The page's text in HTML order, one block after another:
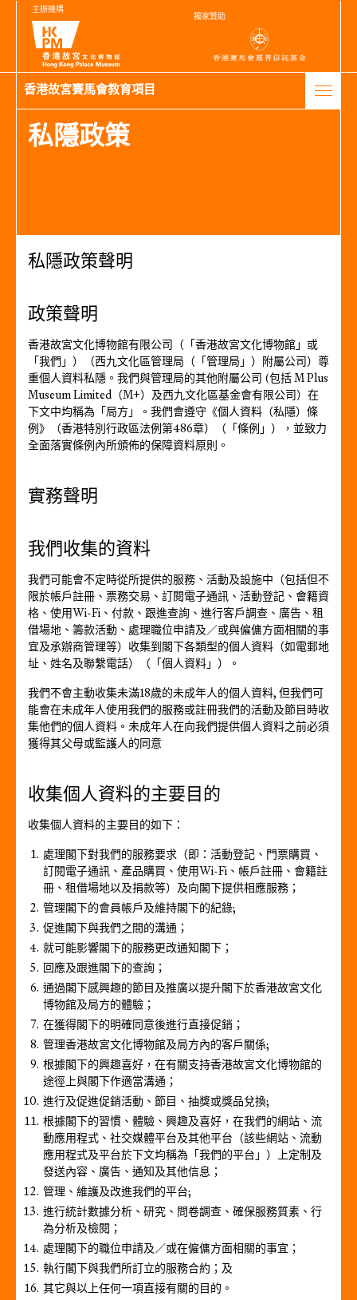
主辦機構
獨家贊助
香港故宮賽馬會教育項目
私隱政策
私隱政策聲明
政策聲明
香港故宮文化博物館有限公司（「香港故宮文化博物館」或
「我們」）（西九文化區管理局（「管理局」）附屬公司）尊
重個人資料私隱。我們與管理局的其他附屬公司 (包括 M Plus
Museum Limited（M+）及西九文化區基金會有限公司）在
下文中均稱為「局方」。我們會遵守《個人資料（私隱）條
例》（香港特別行政區法例第486章）（「條例」），並致力
全面落實條例內所頒佈的保障資料原則。
實務聲明
我們收集的資料
我們可能會不定時從所提供的服務、活動及設施中（包括但不
限於帳戶註冊、票務交易、訂閱電子通訊、活動登記、會籍資
格、使用Wi-Fi、付款、跟進查詢、進行客戶調查、廣告、租
借場地、籌款活動、處理職位申請及／或與僱傭方面相關的事
宜及承辦商管理等）收集到閣下各類型的個人資料（如電郵地
址、姓名及聯繫電話）（「個人資料」）。
我們不會主動收集未滿18歲的未成年人的個人資料, 但我們可
能會在未成年人使用我們的服務或註冊我們的活動及節目時收
集他們的個人資料。未成年人在向我們提供個人資料之前必須
獲得其父母或監護人的同意
收集個人資料的主要目的
收集個人資料的主要目的如下：
處理閣下對我們的服務要求（即：活動登記、門票購買、
訂閱電子通訊、產品購買、使用Wi-Fi、帳戶註冊、會籍註
冊、租借場地以及捐款等）及向閣下提供相應服務；
管理閣下的會員帳戶及維持閣下的紀錄;
促進閣下與我們之間的溝通；
就可能影響閣下的服務更改通知閣下；
回應及跟進閣下的查詢；
通過閣下感興趣的節目及推廣以提升閣下於香港故宮文化
博物館及局方的體驗；
在獲得閣下的明確同意後進行直接促銷；
管理香港故宮文化博物館及局方內的客戶關係;
根據閣下的興趣喜好，在有關支持香港故宮文化博物館的
途徑上與閣下作適當溝通；
進行及促進促銷活動、節目、抽獎或獎品兌換;
根據閣下的習慣、體驗、興趣及喜好，在我們的網站、流
動應用程式、社交媒體平台及其他平台（該些網站、流動
應用程式及平台於下文均稱為「我們的平台」）上定制及
發送內容、廣告、通知及其他信息；
管理、維護及改進我們的平台;
進行統計數據分析、研究、問卷調查、確保服務質素、行
為分析及檢閱；
處理閣下的職位申請及／或在僱傭方面相關的事宜；
執行閣下與我們所訂立的服務合約；及
其它與以上任何一項直接有關的目的。